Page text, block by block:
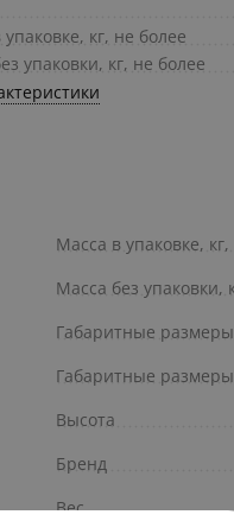
кг, не более
упаковки, кг, не более
Масса в упаковке,
Масса без упаковки,
Габаритные
Габаритные
Высота
Бренд
Вес